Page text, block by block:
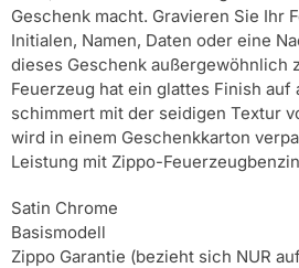
Geschenk macht. Gravieren Sie Ihr
Initialen, Namen, Daten oder eine
dieses Geschenk außergewöhnlich
Feuerzeug hat ein glattes Finish auf
schimmert mit der seidigen Textur
wird in einem Geschenkkarton
Leistung mit Zippo-
Satin Chrome
Basismodell
Zippo Garantie (bezieht sich NUR